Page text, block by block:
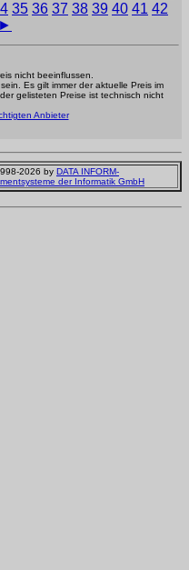
35 36 37 38 39 40 41 42
nicht beeinflussen.
Es gilt immer der aktuelle Preis im
gelisteten Preise ist technisch nicht
Anbieter
2026 by DATA INFORM-
der Informatik GmbH